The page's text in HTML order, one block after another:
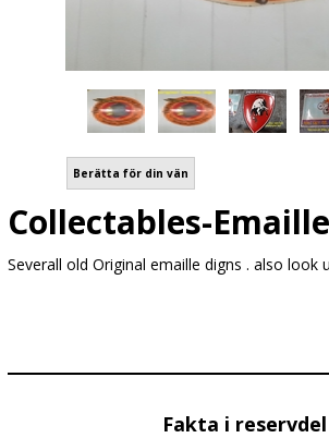
Berätta för din vän
Collectables-
Severall old Original emaille digns . also look
Fakta i reservdel